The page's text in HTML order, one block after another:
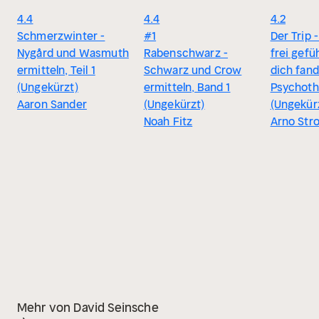
4.4
Schmerzwinter -
Nygård und Wasmuth
ermitteln, Teil 1
(Ungekürzt)
Aaron Sander
4.4
#1
Rabenschwarz -
Schwarz und Crow
ermitteln, Band 1
(Ungekürzt)
Noah Fitz
4.2
Der Trip
frei
dich
Arno
Mehr von David Seinsche